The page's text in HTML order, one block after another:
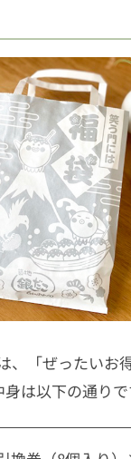
、「ぜったいお
は以下の通りで